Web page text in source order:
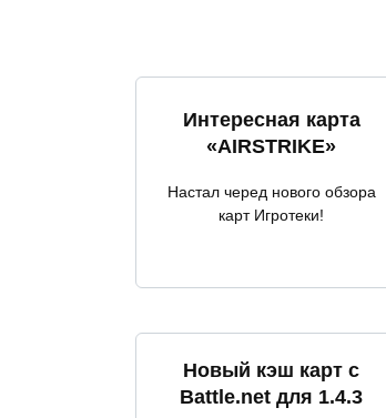
Интересная карта
«AIRSTRIKE»
Настал черед нового обзора
карт Игротеки!
Новый кэш карт с
Battle.net для 1.4.3